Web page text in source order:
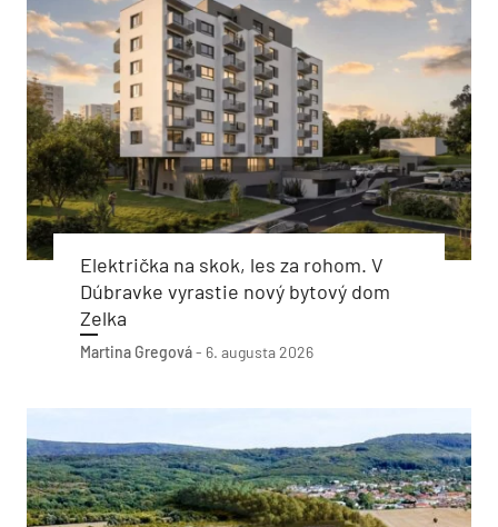
Električka na skok, les za rohom. V
Dúbravke vyrastie nový bytový dom
Zelka
Martina Gregová- 6. augusta 2026